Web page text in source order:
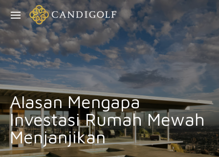
Alasan Mengapa
Investasi Rumah Mewah
Menjanjikan